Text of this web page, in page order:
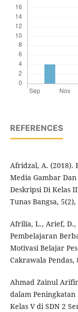
REFERENCES
Afridzal, A. (2018).
Media Gambar
Deskripsi Di Kelas
Tunas Bangsa, 5(2),
Afrilia, L., Arief, D.,
Pembelajaran
Motivasi Belajar
Cakrawala Pendas,
Ahmad Zainul
dalam
Kelas V di SDN 2